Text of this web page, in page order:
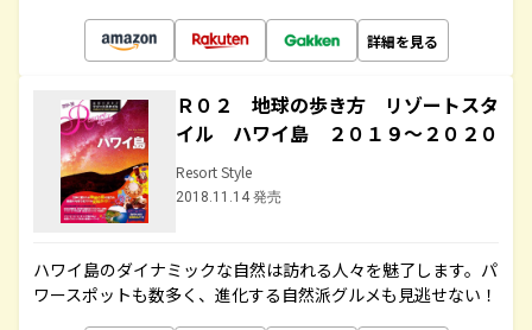
詳細を見る
Ｒ０２ 地球の歩き方 リゾートスタ
イル ハワイ島 ２０１９～２０２０
Resort Style
2018.11.14 発売
ハワイ島のダイナミックな自然は訪れる人々を魅了します。パ
ワースポットも数多く、進化する自然派グルメも見逃せない！